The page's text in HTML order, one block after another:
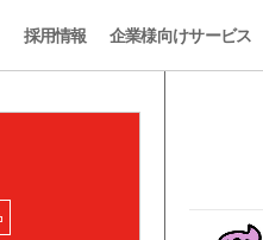
採用情報 企業様向けサービス